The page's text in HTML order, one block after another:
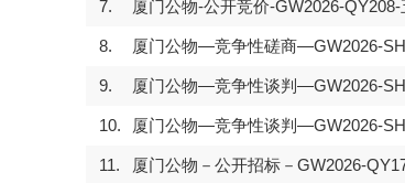
7. 厦门公物-公开竞价-GW2026-
8. 厦门公物—竞争性磋商—GW2026-
9. 厦门公物—竞争性谈判—GW2026-
10. 厦门公物—竞争性谈判—GW2026-
11. 厦门公物－公开招标－GW2026-